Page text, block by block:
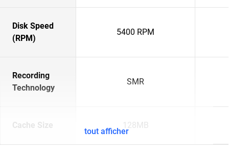
Disk Speed
(RPM)
5400 RPM
Recording
Technology
SMR
Cache Size 128MB
tout afficher